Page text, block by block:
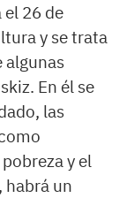
el 26 de
y se trata
algunas
En él se
las
y el
un